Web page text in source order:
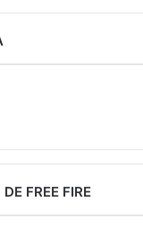
FREE FIRE